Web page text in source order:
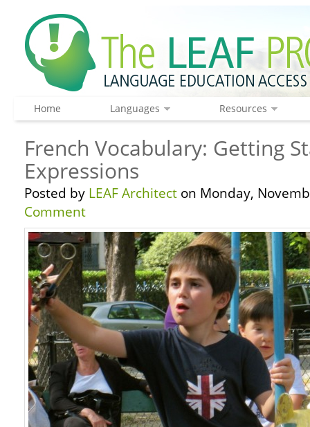
Home Languages Resources
French Vocabulary: Getting
Expressions
Posted by LEAF Architect on Monday,
Comment